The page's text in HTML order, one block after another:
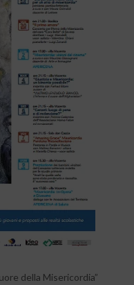
della Misericordia”